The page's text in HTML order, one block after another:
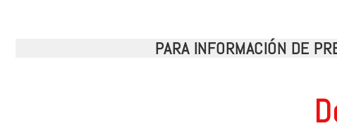
PARA INFORMACIÓN DE